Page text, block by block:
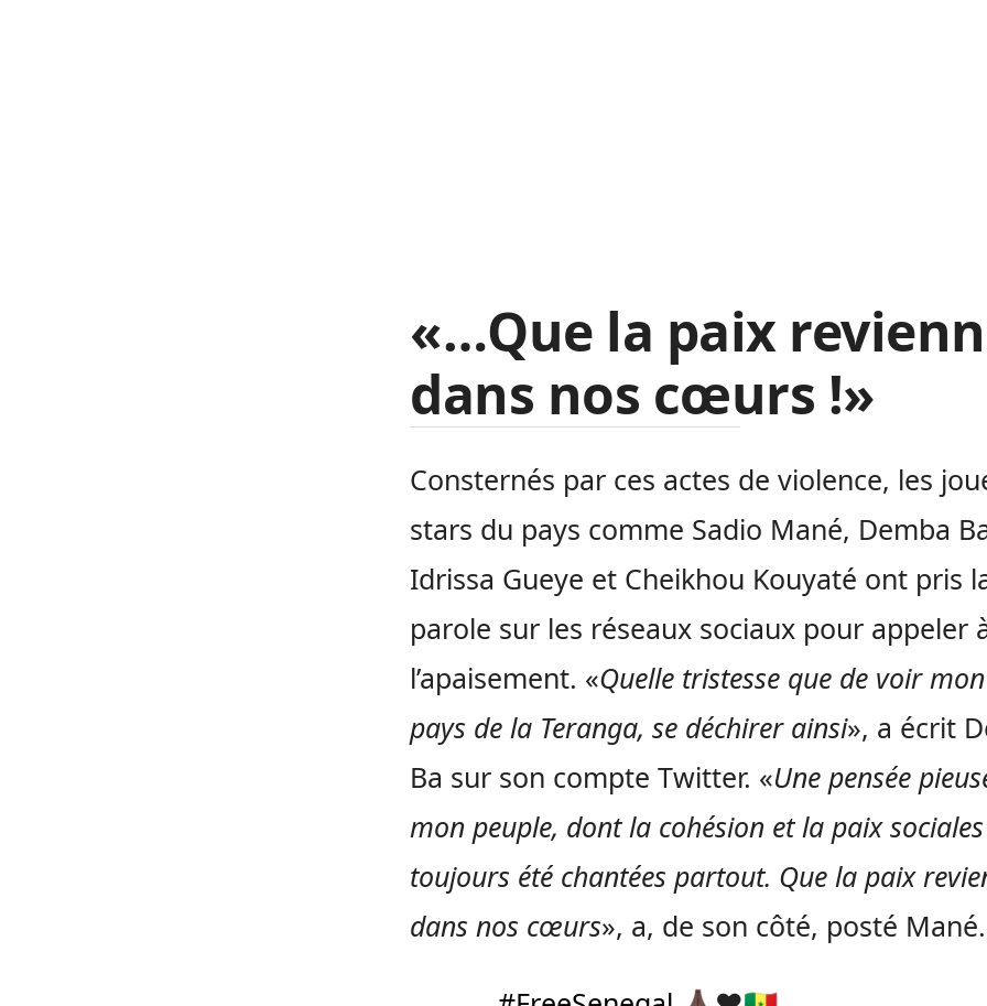
«…Que la paix
dans nos cœurs !»
Consternés par ces actes de violence, les
stars du pays comme Sadio Mané, Demba
Idrissa Gueye et Cheikhou Kouyaté ont pris
parole sur les réseaux sociaux pour appeler
l’apaisement. «Quelle tristesse que de voir
pays de la Teranga, se déchirer ainsi», a écrit
Ba sur son compte Twitter. «Une pensée
mon peuple, dont la cohésion et la paix
toujours été chantées partout. Que la paix
dans nos cœurs», a, de son côté, posté Mané.